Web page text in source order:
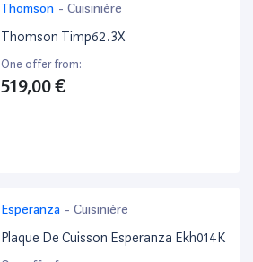
Thomson - Cuisinière
Thomson Timp62.3X
One offer from:
519,00 €
Esperanza - Cuisinière
Plaque De Cuisson Esperanza Ekh014K